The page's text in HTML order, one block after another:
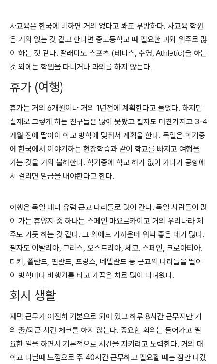
사교육은 한국에 비하면 거의 없다고 봐도 무방하다. 사교육 학원
은 거의 없는 것 같고 한다면 중고등학교 때 필요한 과외 위주로 많
이 하는 것 같다. 딸래미도 스포츠 (테니스, 수영, Athletic)을 하는
것 외에는 학원을 다니거나 과외를 하지 않는다.
휴가 (여행)
휴가는 거의 6개월이나 거의 1년전에 계획한다고 들었다. 하지만
실제로 그렇게 하는 친구들은 많이 못봤고 필자도 마찬가지고 3-4
개월 전에 딸아이 학교 방학에 맞춰서 계획을 한다. 독일은 학기중
에 한국에서 이야기하는 현장학습과 같이 학교를 빠지고 여행을
가는 것을 거의 불허한다. 학기중에 학교 허가 없이 가다가 공항에
서 걸리면 벌금을 내야한다고 한다.
여행은 독일 내나 유럽 근교 나라들로 많이 간다. 독일 사람들이 많
이 가는 휴양지 중 하나는 스페인 마요르카이고 거의 우리나라 제
주도 가듯 하는 것 같다. 그 외에도 가까운데 워낙 좋은 데가 많다.
필자도 이탈리아, 그리스, 오스트리아, 체코, 스페인, 크로아티아,
터키, 폴란드, 핀란드, 프랑스, 네델란드 등 근교의 나라들을 딸아
이 방학마다 비행기를 타고 가끔은 차로 많이 다녀왔다.
회사 생활
재택 근무가 여전히 기본으로 되어 있고 하루 8시간 근무지만 거
의 출/퇴근 시간 체크를 하지 않는다. 중요한 회의는 들어가고 필
요한 일을 하면서 기본적으로 시간을 지키려고 노력한다. 거의 대
학교 다닐때 느낌으로 주 40시간 근무하고 필요할 때는 잠깐 나갔